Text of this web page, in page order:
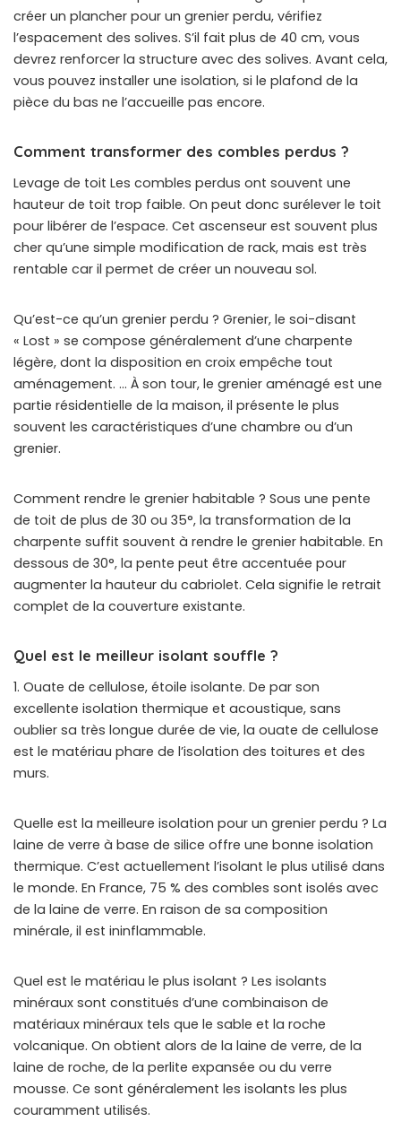
créer un plancher pour un grenier perdu, vérifiez
l’espacement des solives. S’il fait plus de 40 cm, vous
devrez renforcer la structure avec des solives. Avant cela,
vous pouvez installer une isolation, si le plafond de la
pièce du bas ne l’accueille pas encore.
Comment transformer des combles perdus ?
Levage de toit Les combles perdus ont souvent une
hauteur de toit trop faible. On peut donc surélever le toit
pour libérer de l’espace. Cet ascenseur est souvent plus
cher qu’une simple modification de rack, mais est très
rentable car il permet de créer un nouveau sol.
Qu’est-ce qu’un grenier perdu ? Grenier, le soi-disant
« Lost » se compose généralement d’une charpente
légère, dont la disposition en croix empêche tout
aménagement. … À son tour, le grenier aménagé est une
partie résidentielle de la maison, il présente le plus
souvent les caractéristiques d’une chambre ou d’un
grenier.
Comment rendre le grenier habitable ? Sous une pente
de toit de plus de 30 ou 35°, la transformation de la
charpente suffit souvent à rendre le grenier habitable. En
dessous de 30°, la pente peut être accentuée pour
augmenter la hauteur du cabriolet. Cela signifie le retrait
complet de la couverture existante.
Quel est le meilleur isolant souffle ?
1. Ouate de cellulose, étoile isolante. De par son
excellente isolation thermique et acoustique, sans
oublier sa très longue durée de vie, la ouate de cellulose
est le matériau phare de l’isolation des toitures et des
murs.
Quelle est la meilleure isolation pour un grenier perdu ? La
laine de verre à base de silice offre une bonne isolation
thermique. C’est actuellement l’isolant le plus utilisé dans
le monde. En France, 75 % des combles sont isolés avec
de la laine de verre. En raison de sa composition
minérale, il est ininflammable.
Quel est le matériau le plus isolant ? Les isolants
minéraux sont constitués d’une combinaison de
matériaux minéraux tels que le sable et la roche
volcanique. On obtient alors de la laine de verre, de la
laine de roche, de la perlite expansée ou du verre
mousse. Ce sont généralement les isolants les plus
couramment utilisés.